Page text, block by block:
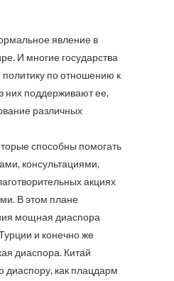
И многие государства
по отношению к
них поддерживают ее,
различных
способны помогать
консультациями,
акциях
В этом плане
мощная диаспора
и конечно же
диаспора. Китай
диаспору, как плацдарм